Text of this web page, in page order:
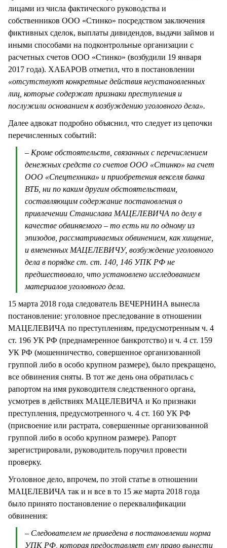
лицами из числа фактического руководства и
собственников ООО «Стинко» посредством заключения
фиктивных сделок, выплаты дивидендов, выдачи займов и
иными способами на подконтрольные организации с
расчетных счетов ООО «Стинко» (возбудили 19 января
2017 года). ХАБАРОВ отметил, что в постановлении
«отсутствуют конкретные действия неустановленных
лиц, которые содержат признаки преступления и
послужили основанием к возбуждению уголовного дела».
Далее адвокат подробно объяснил, что следует из цепочки
перечисленных событий:
– Кроме обстоятельств, связанных с перечислением
денежных средств со счетов ООО «Стинко» на счет
ООО «Спецтехника» и приобретения векселя банка
ВТБ, ни по каким другим обстоятельствам,
составляющим содержание постановления о
привлечении Станислава МАЦЕЛЕВИЧА по делу в
качестве обвиняемого – то есть ни по одному из
эпизодов, рассматриваемых обвинением, как хищение,
и вмененных МАЦЕЛЕВИЧУ, возбуждение уголовного
дела в порядке ст. ст. 140, 146 УПК РФ не
предшествовало, что установлено исследованием
материалов уголовного дела.
15 марта 2018 года следователь ВЕЧЕРНИНА вынесла
постановление: уголовное преследование в отношении
МАЦЕЛЕВИЧА по преступлениям, предусмотренным ч. 4
ст. 196 УК РФ (преднамеренное банкротство) и ч. 4 ст. 159
УК РФ (мошенничество, совершенное организованной
группой либо в особо крупном размере), было прекращено,
все обвинения сняты. В тот же день она обратилась с
рапортом на имя руководителя следственного органа,
усмотрев в действиях МАЦЕЛЕВИЧА и Ко признаки
преступления, предусмотренного ч. 4 ст. 160 УК РФ
(присвоение или растрата, совершенные организованной
группой либо в особо крупном размере). Рапорт
зарегистрировали, руководитель поручил провести
проверку.
Уголовное дело, впрочем, по этой статье в отношении
МАЦЕЛЕВИЧА так и н все в то 15 же марта 2018 года
было принято постановление о переквалификации
обвинения:
– Следователем не приведена в постановлении норма
УПК РФ, которая предоставляет ему право вынести